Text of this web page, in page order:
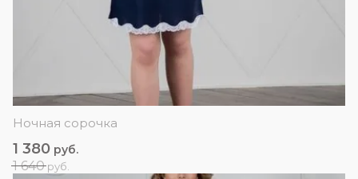
Ночная сорочка
1 640руб.
1 380 руб.